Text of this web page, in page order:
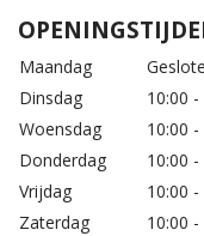
Maandag
Dinsdag
10:00 -
Woensdag
10:00 -
Donderdag
10:00 -
Vrijdag
10:00 -
Zaterdag
10:00 -